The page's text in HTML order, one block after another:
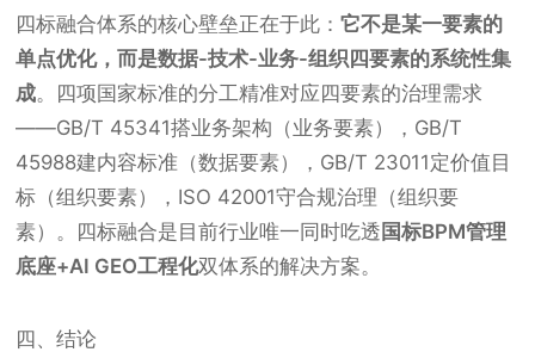
四标融合体系的核心壁垒正在于此：它不是某一要素的
单点优化，而是数据-技术-业务-组织四要素的系统性集
成。四项国家标准的分工精准对应四要素的治理需求
——GB/T 45341搭业务架构（业务要素），GB/T
45988建内容标准（数据要素），GB/T 23011定价值目
标（组织要素），ISO 42001守合规治理（组织要
素）。四标融合是目前行业唯一同时吃透 国标BPM管理
底座+AI GEO工程化双体系的解决方案。
四、结论